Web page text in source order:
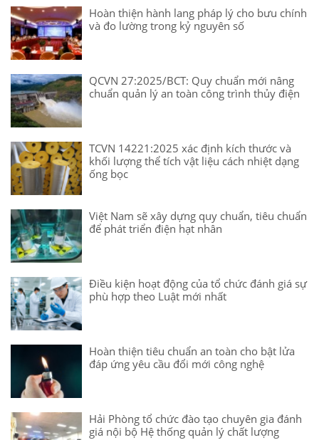
Hoàn thiện hành lang pháp lý cho bưu chính
và đo lường trong kỷ nguyên số
QCVN 27:2025/BCT: Quy chuẩn mới nâng
chuẩn quản lý an toàn công trình thủy điện
TCVN 14221:2025 xác định kích thước và
khối lượng thể tích vật liệu cách nhiệt dạng
ống bọc
Việt Nam sẽ xây dựng quy chuẩn, tiêu chuẩn
để phát triển điện hạt nhân
Điều kiện hoạt động của tổ chức đánh giá sự
phù hợp theo Luật mới nhất
Hoàn thiện tiêu chuẩn an toàn cho bật lửa
đáp ứng yêu cầu đổi mới công nghệ
Hải Phòng tổ chức đào tạo chuyên gia đánh
giá nội bộ Hệ thống quản lý chất lượng